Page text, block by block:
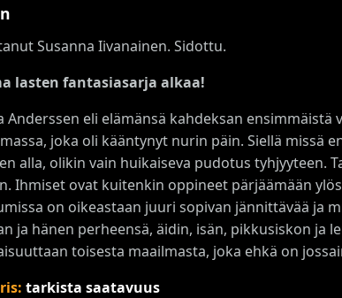
Susanna Iivanainen. Sidottu.
lasten fantasiasarja alkaa!
Anderssen eli elämänsä kahdeksan
joka oli kääntynyt nurin päin. Siellä missä
alla, olikin vain huikaiseva pudotus tyhjyyteen.
Ihmiset ovat kuitenkin oppineet pärjäämään
on oikeastaan juuri sopivan jännittävää ja
ja hänen perheensä, äidin, isän, pikkusiskon ja
toisesta maailmasta, joka ehkä on
tarkista saatavuus